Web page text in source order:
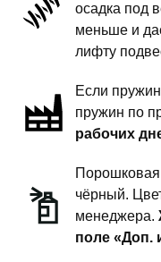
1
осадка под
меньше и
лифту
Если
пружин по
рабочих
Порошковая
чёрный.
менеджера.
поле «Доп.